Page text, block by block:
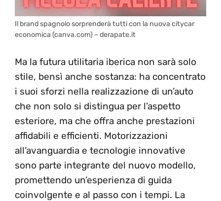
Il brand spagnolo sorprenderà tutti con la nuova citycar
economica (canva.com) – derapate.it
Ma la futura utilitaria iberica non sarà solo
stile, bensì anche sostanza: ha concentrato
i suoi sforzi nella realizzazione di un’auto
che non solo si distingua per l’aspetto
esteriore, ma che offra anche prestazioni
affidabili e efficienti. Motorizzazioni
all’avanguardia e tecnologie innovative
sono parte integrante del nuovo modello,
promettendo un’esperienza di guida
coinvolgente e al passo con i tempi. La